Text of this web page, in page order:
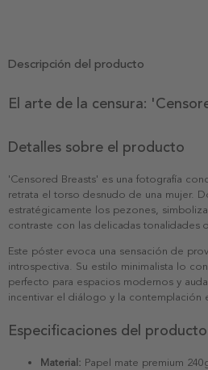
Descripción del producto
El arte de la censura:
Detalles sobre el producto
'Censored Breasts' es una fotografía
retrata el torso desnudo de una mujer.
estratégicamente los pezones,
contraste con las delicadas tonalidades
Este póster evoca una sensación de
introspectiva. Su estilo minimalista lo
perfecto para espacios modernos y
incentivar el diálogo y la contemplación
Especificaciones del producto
Material: Papel mate premium